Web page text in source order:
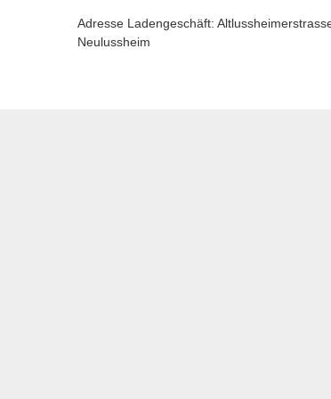
Adresse Ladengeschäft:
Neulussheim